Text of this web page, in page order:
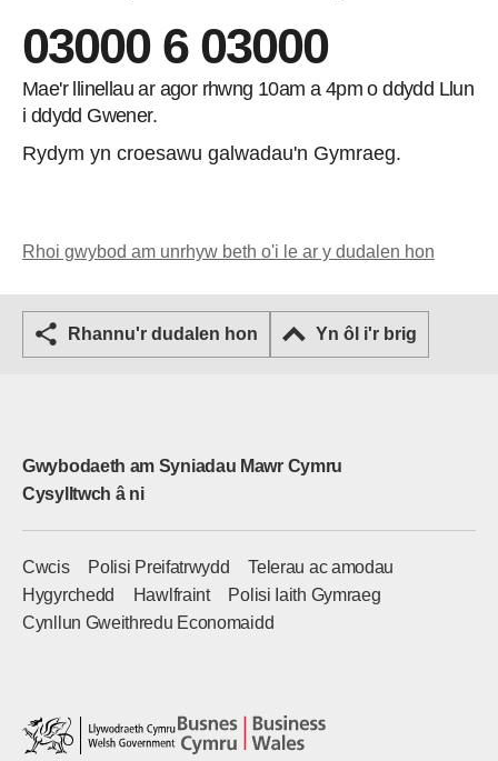
03000 6 03000
Mae'r llinellau ar agor rhwng 10am a 4pm o ddydd Llun
i ddydd Gwener.
Rydym yn croesawu galwadau'n Gymraeg.
Rhoi gwybod am unrhyw beth o'i le ar y dudalen hon
Rhannu'r dudalen hon Yn ôl i'r brig
Gwybodaeth am Syniadau Mawr Cymru
Cysylltwch â ni
Cwcis Polisi Preifatrwydd
Telerau ac amodau
Hygyrchedd
Hawlfraint
Polisi Iaith Gymraeg
Cynllun Gweithredu Economaidd